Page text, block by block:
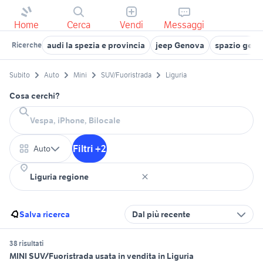
Home Cerca Vendi Messaggi
Ricerche audi la spezia e provincia jeep Genova spazio
Subito Auto Mini SUV/Fuoristrada Liguria
Cosa cerchi?
Auto Filtri +2
Salva ricerca Dal più recente
38 risultati
MINI SUV/Fuoristrada usata in vendita in Liguria